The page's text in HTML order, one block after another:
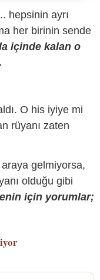
hepsinin ayrı
her birinin sende
içinde kalan o
O his iyiye mi
rüyanı zaten
gelmiyorsa,
olduğu gibi
için yorumlar;